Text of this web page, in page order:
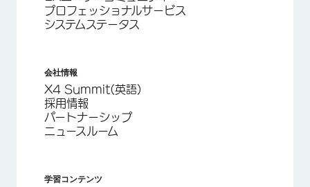
プロフェッショナルサービス
システムステータス
会社情報
X4 Summit(英語)
採用情報
パートナーシップ
ニュースルーム
学習コンテンツ